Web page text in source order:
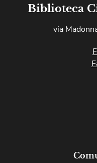
Biblioteca
via